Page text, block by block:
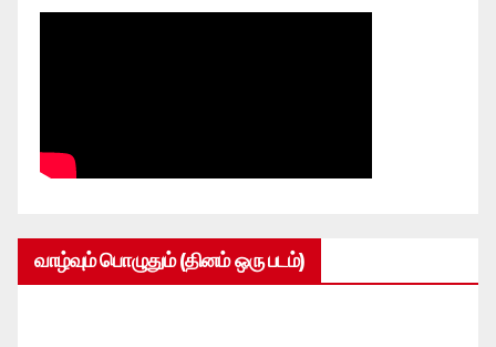
வாழ்வும் பொழுதும் (தினம் ஒரு படம்)